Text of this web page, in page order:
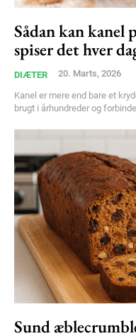
Free limited
Sådan kan kanel
spiser det hver
DIÆTER 20. Marts, 2026
Kanel er mere end bare et
brugt i århundreder og
Sund